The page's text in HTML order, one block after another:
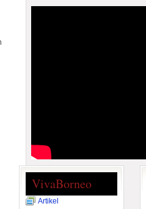
VivaBorneo
Artikel